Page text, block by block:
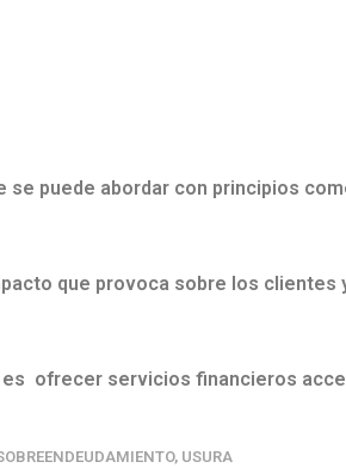
puede abordar con principios
que provoca sobre los
ofrecer servicios financieros
, USURA